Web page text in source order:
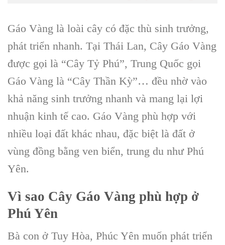
Gáo Vàng là loài cây có đặc thù sinh trưởng,
phát triển nhanh. Tại Thái Lan, Cây Gáo Vàng
được gọi là “Cây Tỷ Phú”, Trung Quốc gọi
Gáo Vàng là “Cây Thần Kỳ”… đều nhờ vào
khả năng sinh trưởng nhanh và mang lại lợi
nhuận kinh tế cao. Gáo Vàng phù hợp với
nhiều loại đất khác nhau, đặc biệt là đất ở
vùng đồng bằng ven biển, trung du như Phú
Yên.
Vì sao Cây Gáo Vàng phù hợp ở
Phú Yên
Bà con ở Tuy Hòa, Phúc Yên muốn phát triển